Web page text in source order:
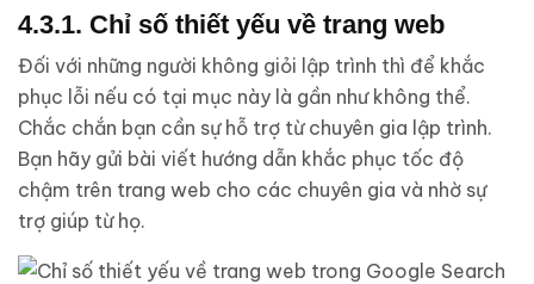
4.3.1. Chỉ số thiết yếu về trang web
Đối với những người không giỏi lập trình thì để khắc
phục lỗi nếu có tại mục này là gần như không thể.
Chắc chắn bạn cần sự hỗ trợ từ chuyên gia lập trình.
Bạn hãy gửi bài viết hướng dẫn khắc phục tốc độ
chậm trên trang web cho các chuyên gia và nhờ sự
trợ giúp từ họ.